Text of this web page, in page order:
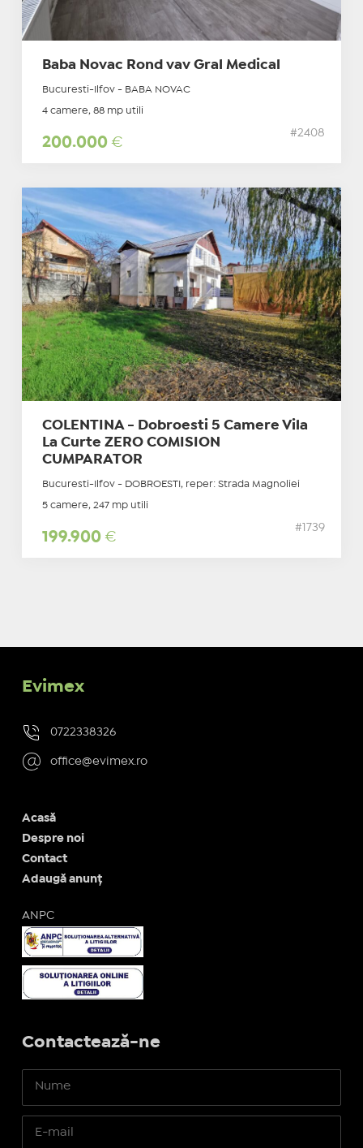
Baba Novac Rond vav Gral Medical
Bucuresti-Ilfov - BABA NOVAC
4 camere, 88 mp utili
200.000 €
#2408
COLENTINA - Dobroesti 5 Camere Vila
La Curte ZERO COMISION
CUMPARATOR
Bucuresti-Ilfov - DOBROESTI, reper: Strada Magnoliei
5 camere, 247 mp utili
199.900 €
#1739
Evimex
0722338326
office@evimex.ro
Acasă
Despre noi
Contact
Adaugă anunț
ANPC
Contactează-ne